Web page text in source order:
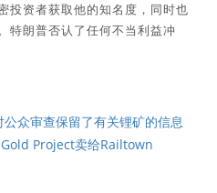
投资者获取他的知名度，同时也
特朗普否认了任何不当利益冲
众审查保留了有关锂矿的信息
Project卖给Railtown